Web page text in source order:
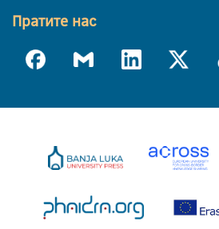
Пратите нас